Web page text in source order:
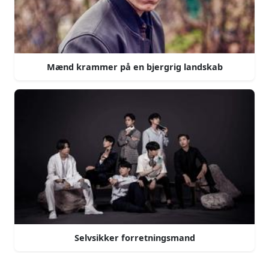
Mænd krammer på en bjergrig landskab
Selvsikker forretningsmand